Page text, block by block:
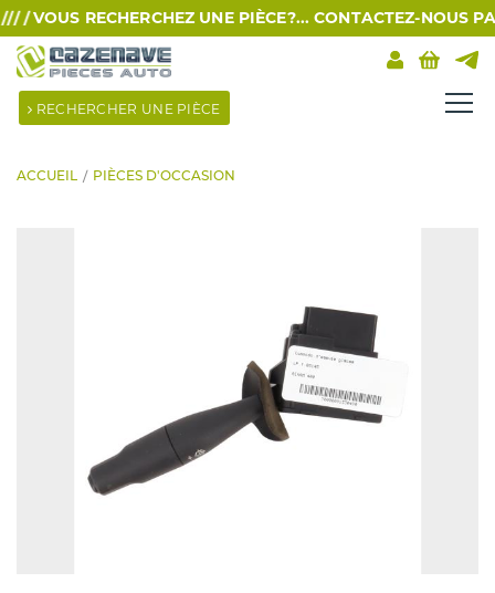
/ VOUS RECHERCHEZ UNE PIÈCE?... CONTACTEZ-NOUS
RECHERCHER UNE PIÈCE
ACCUEIL PIÈCES D'OCCASION